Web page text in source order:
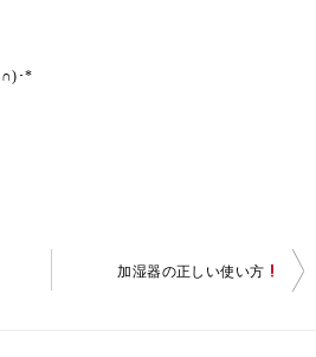
･*
加湿器の正しい使い方